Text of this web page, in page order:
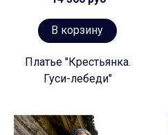
В корзину
Платье "Крестьянка.
Гуси-лебеди"